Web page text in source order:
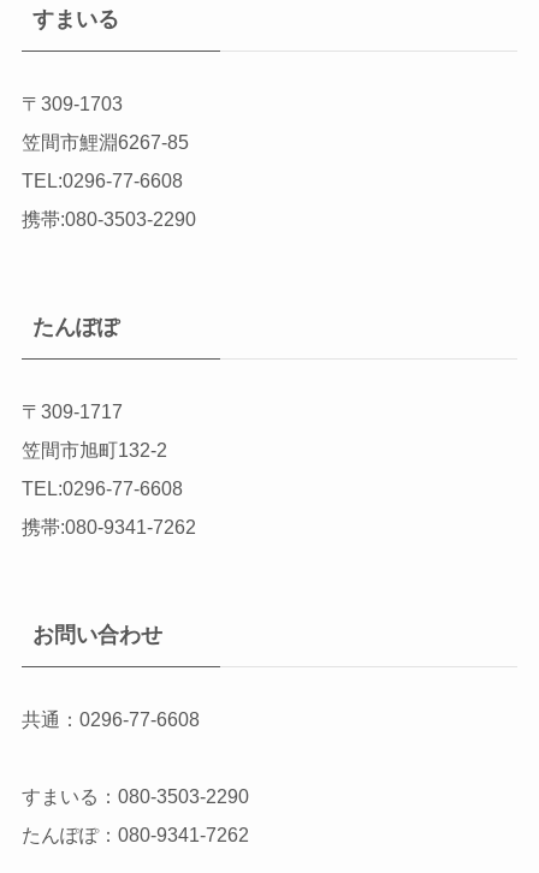
すまいる
〒309-1703
笠間市鯉淵6267-85
TEL:0296-77-6608
携帯:080-3503-2290
たんぽぽ
〒309-1717
笠間市旭町132-2
TEL:0296-77-6608
携帯:080-9341-7262
お問い合わせ
共通：0296-77-6608
すまいる：080-3503-2290
たんぽぽ：080-9341-7262